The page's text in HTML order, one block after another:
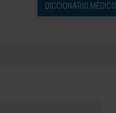
DICCIONARIO MÉDICO